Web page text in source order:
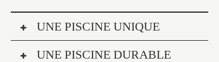
UNE PISCINE UNIQUE
UNE PISCINE DURABLE